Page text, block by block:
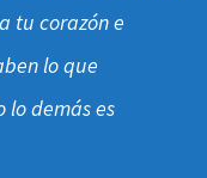
tu corazón e
lo que
lo demás es